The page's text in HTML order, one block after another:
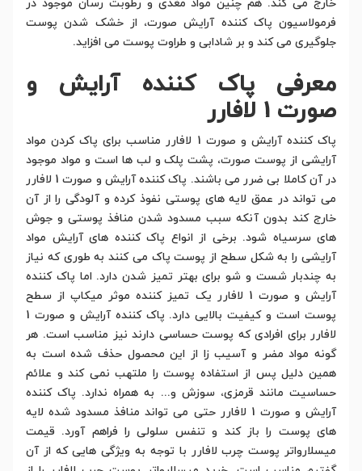
خارج می کند. هم چنین مواد مغذی و رطوبت رسان موجود در
فرمولاسیون پاک کننده آرایش صورت، از خشک شدن پوست
جلوگیری می کند و بر شادابی و طراوت پوست می افزاید.
معرفی پاک کننده آرایش و
صورت 1 لافارر
پاک کننده آرایش و صورت 1 لافارر مناسب برای پاک کردن مواد
آرایشی از پوست صورت، پشت پلک و لب ها است و مواد موجود
در آن کاملا بی ضرر می باشند. پاک کننده آرایش و صورت 1 لافارر
می تواند در عمق لایه های پوستی نفوذ کرده و آلودگی را از آن
خارج کند بدون آنکه سبب مسدود شدن منافذ پوستی و جوش
های سرسیاه شود. برخی از انواع پاک کننده های آرایش مواد
آرایشی را به شکل سطح از پوست پاک می کنند به طوری که نیاز
به چندبار شست و شو برای بهتر تمیز شدن دارد. اما پاک کننده
آرایش و صورت 1 لافارر یک تمیز کننده موثر میکاپ از سطح
پوست است و کیفیت بالایی دارد. پاک کننده آرایش و صورت 1
لافارر برای افرادی که پوست حساسی دارند نیز مناسب است. هر
گونه مواد مضر و آسیب زا از این محصول حذف شده است به
همین دلیل پس از استفاده پوست را ملتهب نمی کند و علائم
حساسیت مانند قرمزی، سوزش و... به همراه ندارد. پاک کننده
آرایش و صورت 1 لافارر حتی می تواند منافذ مسدود شده لایه
های پوست را باز کند و تنفس سلولی را فراهم آورد. قیمت
میسلارواتر پوست چرب لافارر با توجه به ویژگی هایی که از آن